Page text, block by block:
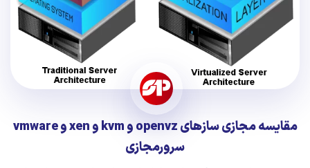
مقایسه مجازی سازهای openvz و kvm و xen و vmware
سرورمجازی